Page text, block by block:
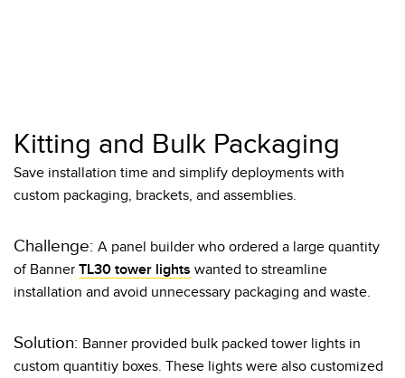
Kitting and Bulk Packaging
Save installation time and simplify deployments with
custom packaging, brackets, and assemblies.
Challenge: A panel builder who ordered a large quantity
of Banner TL30 tower lights wanted to streamline
installation and avoid unnecessary packaging and waste.
Solution: Banner provided bulk packed tower lights in
custom quantitiy boxes. These lights were also customized